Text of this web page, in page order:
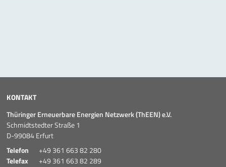
KONTAKT
Thüringer Erneuerbare Energien Netzwerk (ThEEN) e.V.
Schmidtstedter Straße 1
D-99084 Erfurt
Telefon
+49 361 663 82 280
Telefax
+49 361 663 82 289